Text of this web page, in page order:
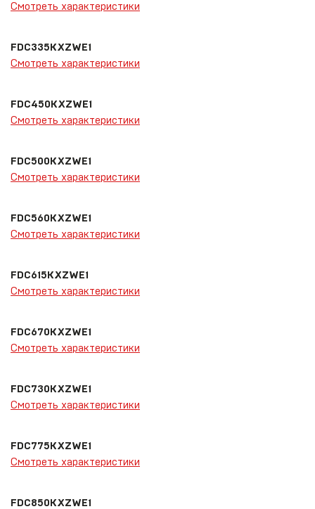
Смотреть характеристики
FDC335KXZWE1
Смотреть характеристики
FDC450KXZWE1
Смотреть характеристики
FDC500KXZWE1
Смотреть характеристики
FDC560KXZWE1
Смотреть характеристики
FDC615KXZWE1
Смотреть характеристики
FDC670KXZWE1
Смотреть характеристики
FDC730KXZWE1
Смотреть характеристики
FDC775KXZWE1
Смотреть характеристики
FDC850KXZWE1